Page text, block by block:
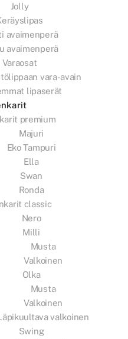
Jolly
avaimenperä
avaimenperä
Varaosat
vara-avain
lipaserät
premium
Majuri
Eko Tampuri
Ella
Swan
Ronda
classic
Nero
Milli
Musta
Valkoinen
Olka
Musta
Valkoinen
valkoinen
Swing